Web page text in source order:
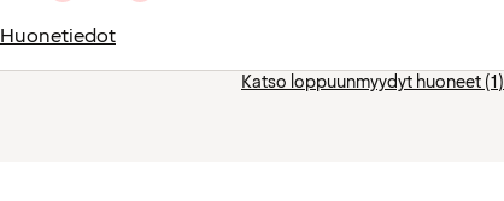
Huonetiedot
Katso loppuunmyydyt huoneet (1)